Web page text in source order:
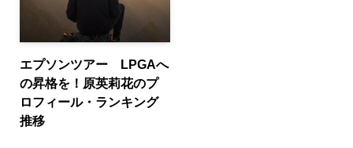
エプソンツアー LPGAへ
の昇格を！原英莉花のプ
ロフィール・ランキング
推移